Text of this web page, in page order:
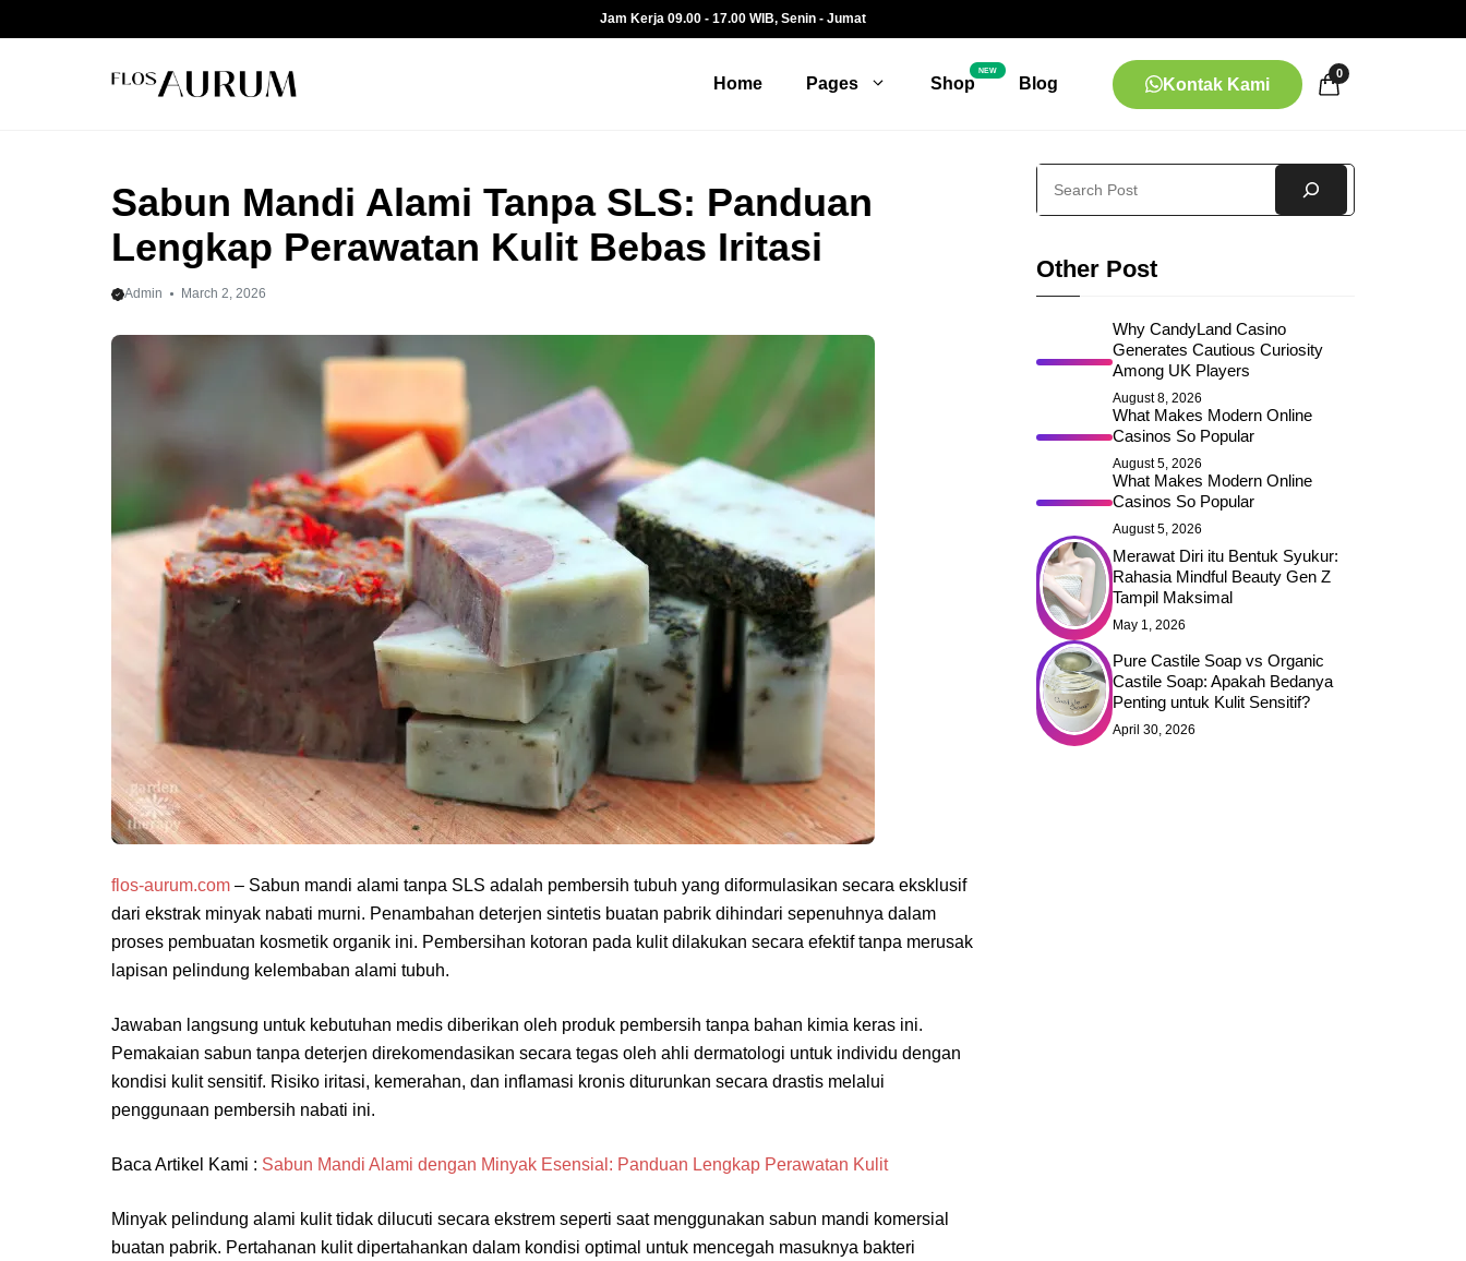
to
Jam Kerja 09.00 - 17.00 WIB, Senin - Jumat
Home Pages Shop
NEW
Blog Kontak Kami
0
Sabun Mandi Alami Tanpa SLS: Panduan
Lengkap Perawatan Kulit Bebas Iritasi
Admin March 2, 2026
flos-aurum.com – Sabun mandi alami tanpa SLS adalah pembersih tubuh yang diformulasikan secara eksklusif
dari ekstrak minyak nabati murni. Penambahan deterjen sintetis buatan pabrik dihindari sepenuhnya dalam
proses pembuatan kosmetik organik ini. Pembersihan kotoran pada kulit dilakukan secara efektif tanpa merusak
lapisan pelindung kelembaban alami tubuh.
Jawaban langsung untuk kebutuhan medis diberikan oleh produk pembersih tanpa bahan kimia keras ini.
Pemakaian sabun tanpa deterjen direkomendasikan secara tegas oleh ahli dermatologi untuk individu dengan
kondisi kulit sensitif. Risiko iritasi, kemerahan, dan inflamasi kronis diturunkan secara drastis melalui
penggunaan pembersih nabati ini.
Baca Artikel Kami : Sabun Mandi Alami dengan Minyak Esensial: Panduan Lengkap Perawatan Kulit
Minyak pelindung alami kulit tidak dilucuti secara ekstrem seperti saat menggunakan sabun mandi komersial
buatan pabrik. Pertahanan kulit dipertahankan dalam kondisi optimal untuk mencegah masuknya bakteri
Other Post
Why CandyLand Casino
Generates Cautious Curiosity
Among UK Players
August 8, 2026
What Makes Modern Online
Casinos So Popular
August 5, 2026
What Makes Modern Online
Casinos So Popular
August 5, 2026
Merawat Diri itu Bentuk Syukur:
Rahasia Mindful Beauty Gen Z
Tampil Maksimal
May 1, 2026
Pure Castile Soap vs Organic
Castile Soap: Apakah Bedanya
Penting untuk Kulit Sensitif?
April 30, 2026